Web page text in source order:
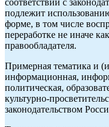
соответствии с
подлежит
форме, в том числе
переработке не иначе
правообладателя.
Примерная тематика и
информационная,
политическая,
культурно-
законодательством